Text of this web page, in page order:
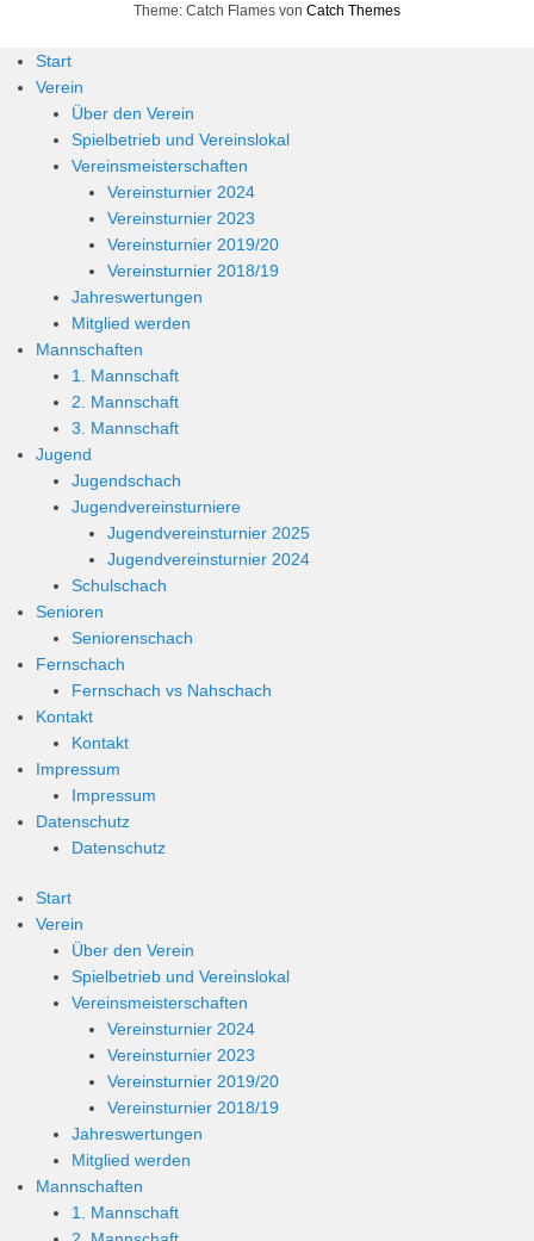
Theme: Catch Flames von Catch Themes
Start
Verein
Über den Verein
Spielbetrieb und Vereinslokal
Vereinsmeisterschaften
Vereinsturnier 2024
Vereinsturnier 2023
Vereinsturnier 2019/20
Vereinsturnier 2018/19
Jahreswertungen
Mitglied werden
Mannschaften
1. Mannschaft
2. Mannschaft
3. Mannschaft
Jugend
Jugendschach
Jugendvereinsturniere
Jugendvereinsturnier 2025
Jugendvereinsturnier 2024
Schulschach
Senioren
Seniorenschach
Fernschach
Fernschach vs Nahschach
Kontakt
Kontakt
Impressum
Impressum
Datenschutz
Datenschutz
Start
Verein
Über den Verein
Spielbetrieb und Vereinslokal
Vereinsmeisterschaften
Vereinsturnier 2024
Vereinsturnier 2023
Vereinsturnier 2019/20
Vereinsturnier 2018/19
Jahreswertungen
Mitglied werden
Mannschaften
1. Mannschaft